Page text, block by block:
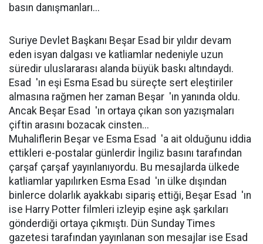
basın danışmanları...
Suriye Devlet Başkanı Beşar Esad bir yıldır devam
eden isyan dalgası ve katliamlar nedeniyle uzun
süredir uluslararası alanda büyük baskı altındaydı.
Esad 'ın eşi Esma Esad bu süreçte sert eleştiriler
almasına rağmen her zaman Beşar 'ın yanında oldu.
Ancak Beşar Esad 'ın ortaya çıkan son yazışmaları
çiftin arasını bozacak cinsten...
Muhaliflerin Beşar ve Esma Esad 'a ait olduğunu iddia
ettikleri e-postalar günlerdir İngiliz basını tarafından
çarşaf çarşaf yayınlanıyordu. Bu mesajlarda ülkede
katliamlar yapılırken Esma Esad 'ın ülke dışından
binlerce dolarlık ayakkabı sipariş ettiği, Beşar Esad 'ın
ise Harry Potter filmleri izleyip eşine aşk şarkıları
gönderdiği ortaya çıkmıştı. Dün Sunday Times
gazetesi tarafından yayınlanan son mesajlar ise Esad